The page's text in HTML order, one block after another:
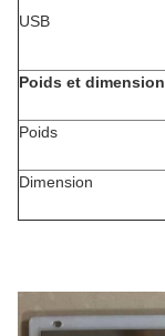
USB
Poids et dimension
Poids
Dimension